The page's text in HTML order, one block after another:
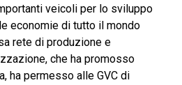
veicoli per lo sviluppo
economie di tutto il mondo
rete di produzione e
che ha promosso
ha permesso alle GVC di